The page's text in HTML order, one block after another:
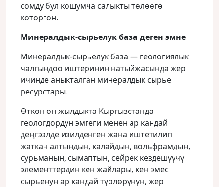
сомду бул кошумча салыкты төлөөгө
которгон.
Минералдык-сырьелук база деген эмне
Минералдык-сырьелук база — геологиялык
чалгындоо иштеринин натыйжасында жер
ичинде аныкталган минералдык сырье
ресурстары.
Өткөн он жылдыкта Кыргызстанда
геологдордун эмгеги менен ар кандай
деңгээлде изилденген жана иштетилип
жаткан алтындын, калайдын, вольфрамдын,
сурьманын, сымаптын, сейрек кездешүүчү
элементтердин кен жайлары, кен эмес
сырьенун ар кандай түрлөрүнүн, жер